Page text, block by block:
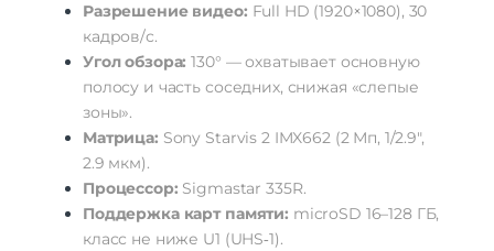
Разрешениевидео: Full HD (1920×1080), 30
кадров/с.
Уголобзора: 130° — охватываетосновную
полосу и часть соседних, снижая «слепые
зоны».
Матрица: Sony Starvis 2IMX662(2Мп, 1/2.9″,
2.9 мкм).
Процессор: Sigmastar 335R.
Поддержкакартпамяти: microSD 16–128ГБ,
класс не ниже U1 (UHS‑1).